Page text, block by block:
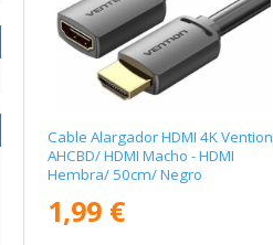
Cable Alargador HDMI 4K Vention
AHCBD/ HDMI Macho - HDMI
Hembra/ 50cm/ Negro
1,99 €